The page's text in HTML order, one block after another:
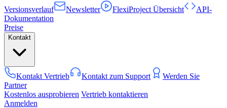
Versionsverlauf
Newsletter FlexiProject Übersicht
API-
Dokumentation
Preise
Kontakt
Kontakt Vertrieb Kontakt zum Support
Werden Sie
Partner
Kostenlos ausprobieren Vertrieb kontaktieren
Anmelden